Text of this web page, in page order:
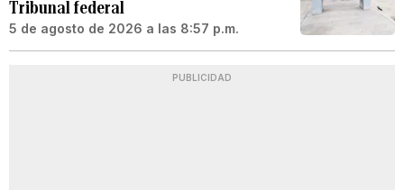
Tribunal federal
5 de agosto de 2026 a las 8:57 p.m.
PUBLICIDAD